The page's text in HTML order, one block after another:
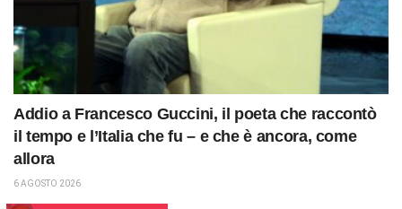
Addio a Francesco Guccini, il poeta che raccontò
il tempo e l’Italia che fu – e che è ancora, come
allora
6 AGOSTO 2026